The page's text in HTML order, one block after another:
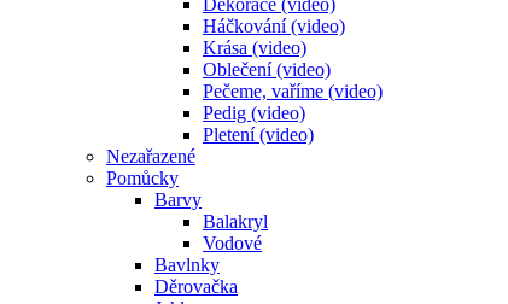
Háčkování (video)
Krása (video)
Oblečení (video)
Pečeme, vaříme (video)
Pedig (video)
Pletení (video)
Nezařazené
Pomůcky
Barvy
Balakryl
Vodové
Bavlnky
Děrovačka